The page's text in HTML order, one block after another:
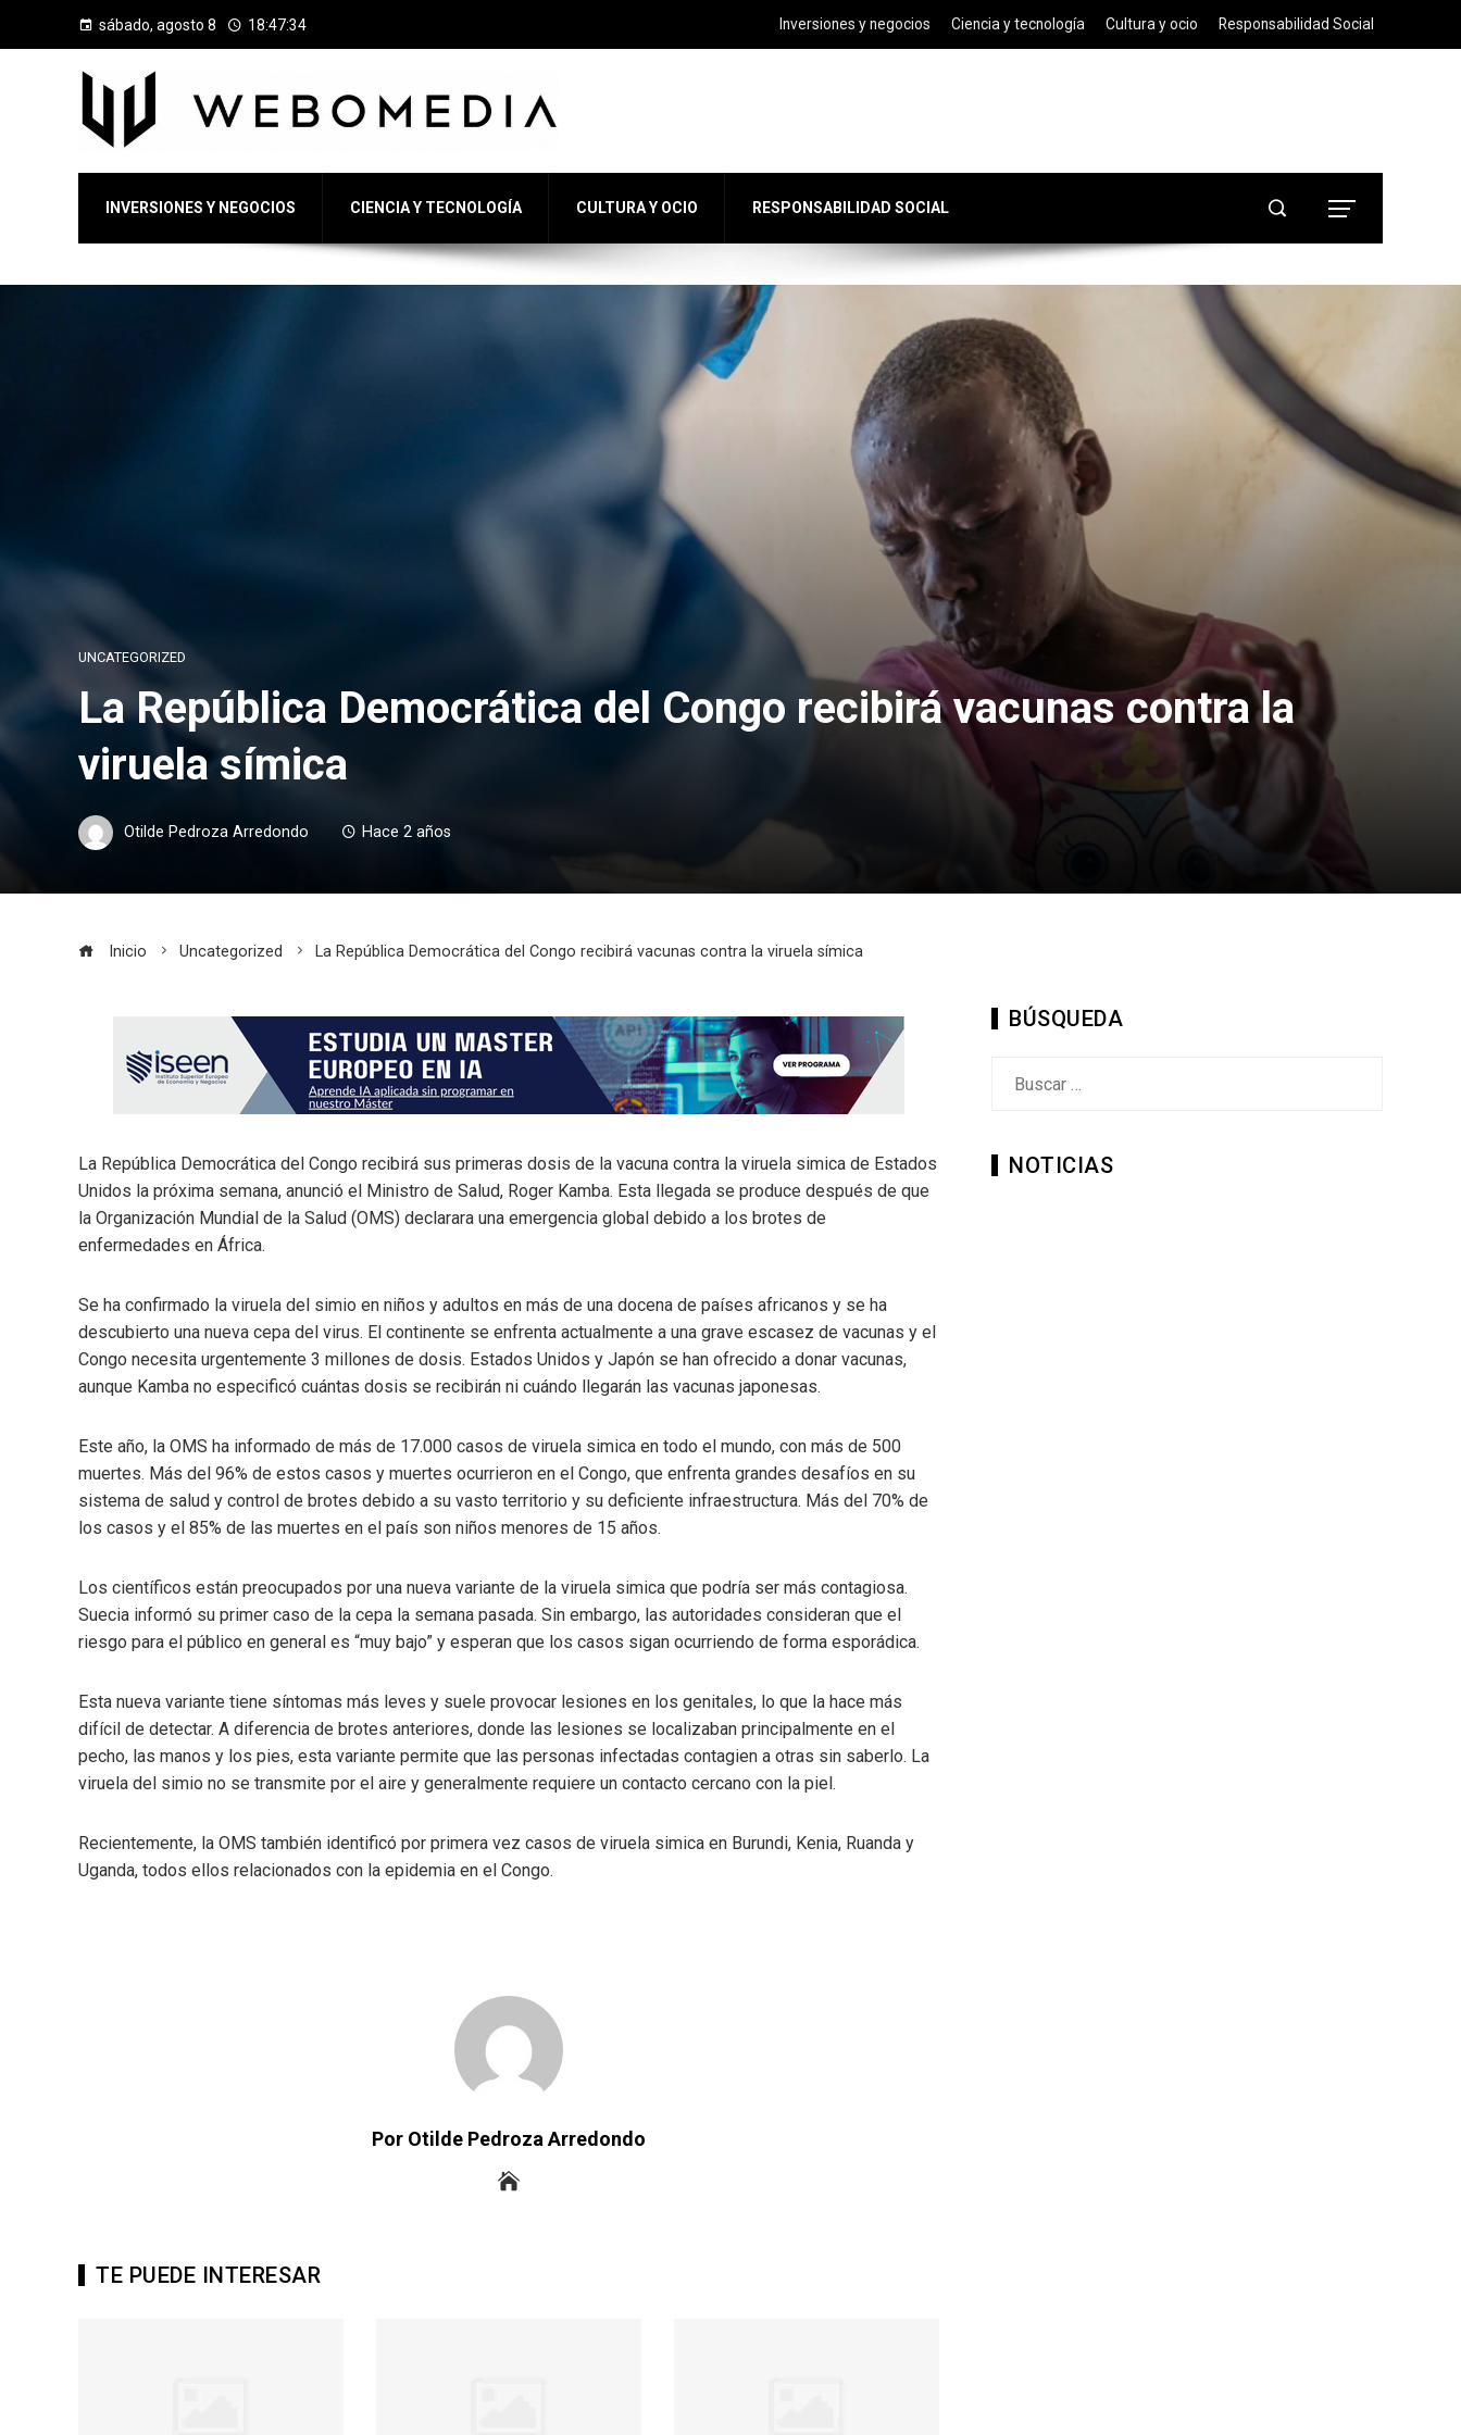
sábado, agosto 8 18:47:35 Inversiones y negocios Ciencia y tecnología Cultura y ocio Responsabilidad Social
INVERSIONES Y NEGOCIOS CIENCIA Y TECNOLOGÍA CULTURA Y OCIO RESPONSABILIDAD SOCIAL
UNCATEGORIZED
La República Democrática del Congo recibirá vacunas contra la
viruela símica
Otilde Pedroza Arredondo Hace 2 años
Inicio Uncategorized La República Democrática del Congo recibirá vacunas contra la viruela símica
La República Democrática del Congo recibirá sus primeras dosis de la vacuna contra la viruela simica de Estados
Unidos la próxima semana, anunció el Ministro de Salud, Roger Kamba. Esta llegada se produce después de que
la Organización Mundial de la Salud (OMS) declarara una emergencia global debido a los brotes de
enfermedades en África.
Se ha confirmado la viruela del simio en niños y adultos en más de una docena de países africanos y se ha
descubierto una nueva cepa del virus. El continente se enfrenta actualmente a una grave escasez de vacunas y el
Congo necesita urgentemente 3 millones de dosis. Estados Unidos y Japón se han ofrecido a donar vacunas,
aunque Kamba no especificó cuántas dosis se recibirán ni cuándo llegarán las vacunas japonesas.
Este año, la OMS ha informado de más de 17.000 casos de viruela simica en todo el mundo, con más de 500
muertes. Más del 96% de estos casos y muertes ocurrieron en el Congo, que enfrenta grandes desafíos en su
sistema de salud y control de brotes debido a su vasto territorio y su deficiente infraestructura. Más del 70% de
los casos y el 85% de las muertes en el país son niños menores de 15 años.
Los científicos están preocupados por una nueva variante de la viruela simica que podría ser más contagiosa.
Suecia informó su primer caso de la cepa la semana pasada. Sin embargo, las autoridades consideran que el
riesgo para el público en general es “muy bajo” y esperan que los casos sigan ocurriendo de forma esporádica.
Esta nueva variante tiene síntomas más leves y suele provocar lesiones en los genitales, lo que la hace más
difícil de detectar. A diferencia de brotes anteriores, donde las lesiones se localizaban principalmente en el
pecho, las manos y los pies, esta variante permite que las personas infectadas contagien a otras sin saberlo. La
viruela del simio no se transmite por el aire y generalmente requiere un contacto cercano con la piel.
Recientemente, la OMS también identificó por primera vez casos de viruela simica en Burundi, Kenia, Ruanda y
Uganda, todos ellos relacionados con la epidemia en el Congo.
Por Otilde Pedroza Arredondo
TE PUEDE INTERESAR
BÚSQUEDA
NOTICIAS